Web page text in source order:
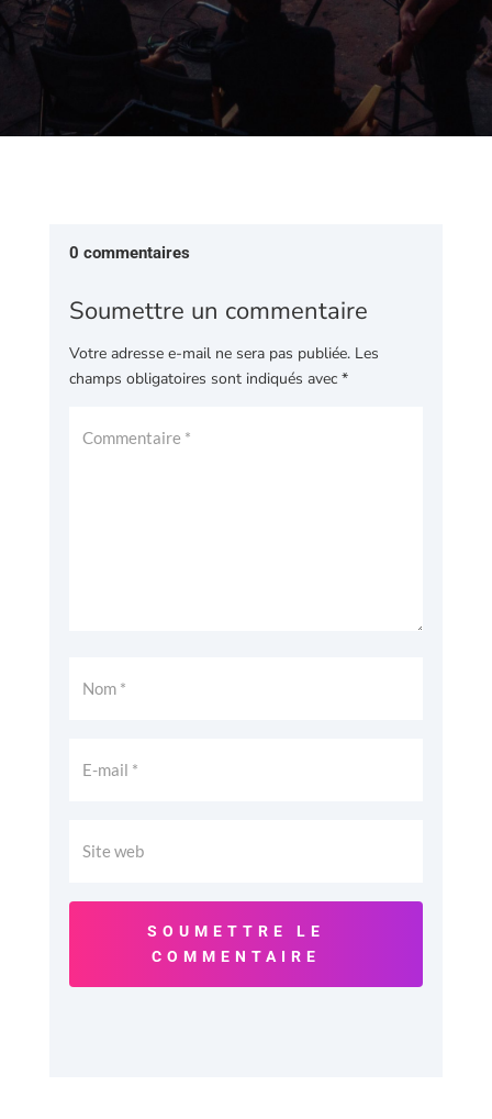
0 commentaires
Soumettre un commentaire
Votre adresse e-mail ne sera pas publiée. Les
champs obligatoires sont indiqués avec *
SOUMETTRE LE
COMMENTAIRE